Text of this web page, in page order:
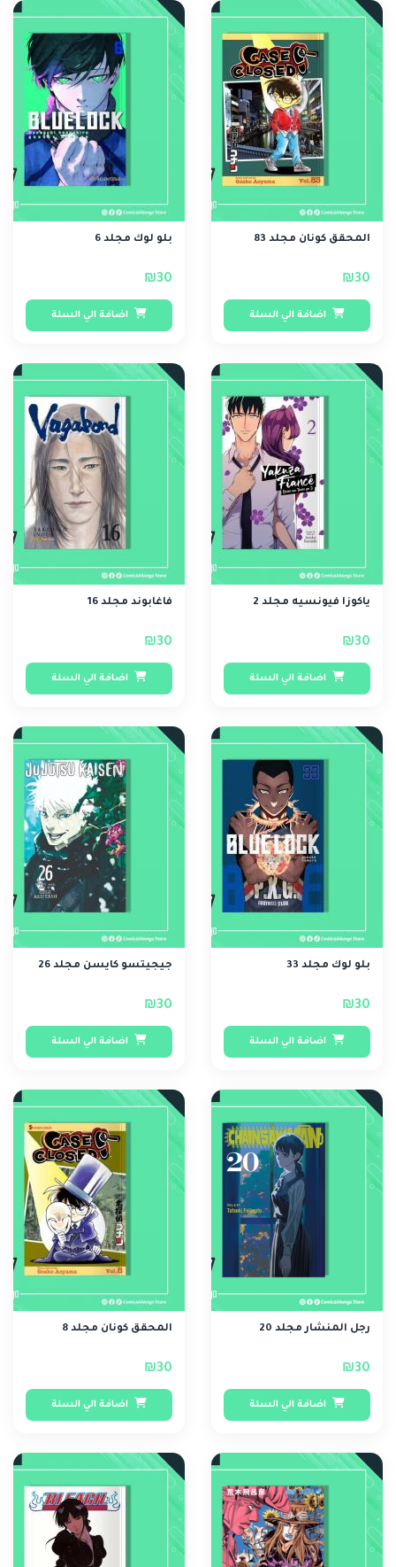
المحقق كونان مجلد 83
₪30
اضافة الي السلة
بلو لوك مجلد 6
₪30
اضافة الي السلة
ياكوزا فيونسيه مجلد 2
₪30
اضافة الي السلة
فاغابوند مجلد 16
₪30
اضافة الي السلة
بلو لوك مجلد 33
₪30
اضافة الي السلة
جيجيتسو كايسن مجلد 26
₪30
اضافة الي السلة
رجل المنشار مجلد 20
₪30
اضافة الي السلة
المحقق كونان مجلد 8
₪30
اضافة الي السلة